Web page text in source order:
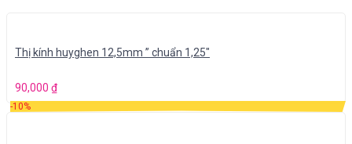
Thị kính huyghen 12,5mm ” chuẩn 1,25″
90,000 ₫
-10%